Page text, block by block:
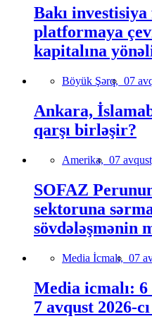
Bakı
platformaya
kapitalına
Böyük Şərq, 07
Ankara,
qarşı birləşir?
Amerika, 07
SOFAZ
sektoruna
sövdələşmənin
Media İcmalı, 07
Media icmalı: 6
7 avqust 2026-